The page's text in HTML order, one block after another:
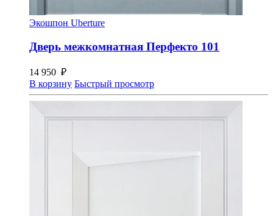
Экошпон Uberture
Дверь межкомнатная Перфекто 101
14 950 ₽
В корзину Быстрый просмотр